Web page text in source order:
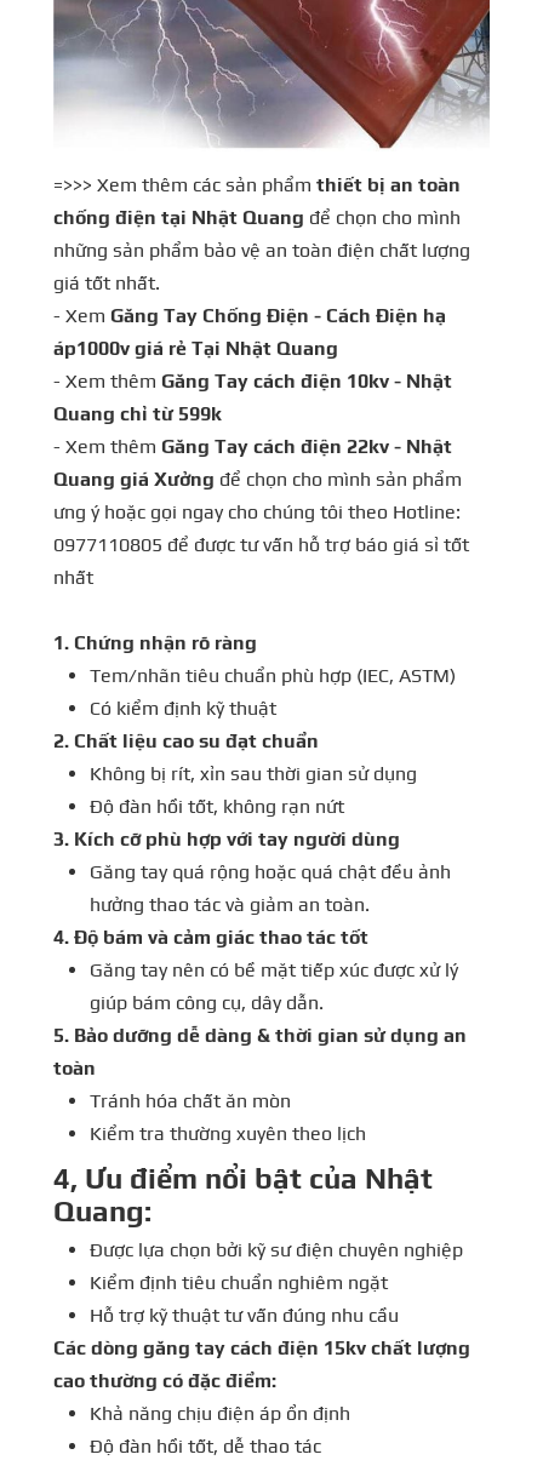
=>>> Xem thêm các sản phẩm thiết bị an toàn
chống điện tại Nhật Quang để chọn cho mình
những sản phẩm bảo vệ an toàn điện chất lượng
giá tốt nhất.
- Xem Găng Tay Chống Điện - Cách Điện hạ
áp1000v giá rẻ Tại Nhật Quang
- Xem thêm Găng Tay cách điện 10kv - Nhật
Quang chỉ từ 599k
- Xem thêm Găng Tay cách điện 22kv - Nhật
Quang giá Xưởng để chọn cho mình sản phẩm
ưng ý hoặc gọi ngay cho chúng tôi theo Hotline:
0977110805 để được tư vấn hỗ trợ báo giá sỉ tốt
nhất
1. Chứng nhận rõ ràng
Tem/nhãn tiêu chuẩn phù hợp (IEC, ASTM)
Có kiểm định kỹ thuật
2. Chất liệu cao su đạt chuẩn
Không bị rít, xỉn sau thời gian sử dụng
Độ đàn hồi tốt, không rạn nứt
3. Kích cỡ phù hợp với tay người dùng
Găng tay quá rộng hoặc quá chật đều ảnh
hưởng thao tác và giảm an toàn.
4. Độ bám và cảm giác thao tác tốt
Găng tay nên có bề mặt tiếp xúc được xử lý
giúp bám công cụ, dây dẫn.
5. Bảo dưỡng dễ dàng & thời gian sử dụng an
toàn
Tránh hóa chất ăn mòn
Kiểm tra thường xuyên theo lịch
4, Ưu điểm nổi bật của Nhật
Quang:
Được lựa chọn bởi kỹ sư điện chuyên nghiệp
Kiểm định tiêu chuẩn nghiêm ngặt
Hỗ trợ kỹ thuật tư vấn đúng nhu cầu
Các dòng găng tay cách điện 15kv chất lượng
cao thường có đặc điểm:
Khả năng chịu điện áp ổn định
Độ đàn hồi tốt, dễ thao tác